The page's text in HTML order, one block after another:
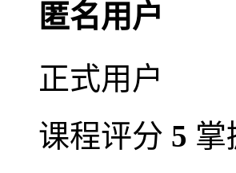
匿名用户
正式用户
课程评分 5 掌